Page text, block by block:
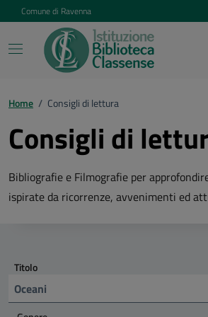
Vai ai contenuti
Vai al footer
Comune di Ravenna
Home / Consigli di lettura
Consigli di
Bibliografie e Filmografie per
ispirate da ricorrenze, avvenimenti ed
Titolo